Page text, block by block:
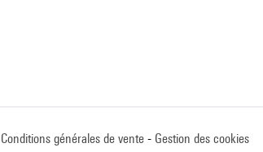
Conditions générales de vente Gestion des cookies